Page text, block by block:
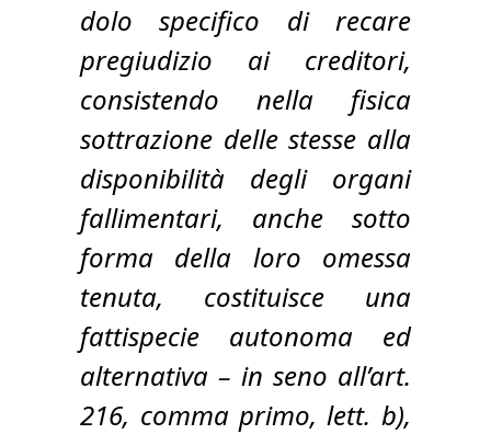
dolo specifico di recare
pregiudizio ai creditori,
consistendo nella fisica
sottrazione delle stesse alla
disponibilità degli organi
fallimentari, anche sotto
forma della loro omessa
tenuta, costituisce una
fattispecie autonoma ed
alternativa – in seno all’art.
216, comma primo, lett. b),